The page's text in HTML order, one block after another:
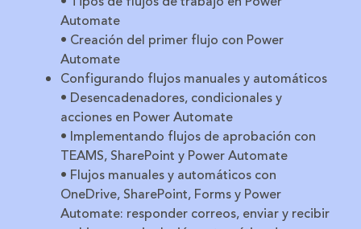
Automate
• Creación del primer flujo con Power
Automate
Configurando flujos manuales y automáticos
• Desencadenadores, condicionales y
acciones en Power Automate
• Implementando flujos de aprobación con
TEAMS, SharePoint y Power Automate
• Flujos manuales y automáticos con
OneDrive, SharePoint, Forms y Power
Automate: responder correos, enviar y recibir